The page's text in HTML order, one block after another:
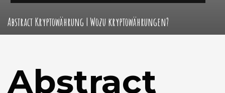
Abstract Kryptowährung | Wozu kryptowährungen?
Abstract